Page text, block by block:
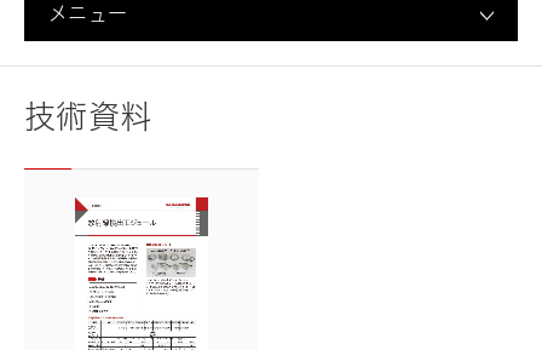
メニュー
技術資料